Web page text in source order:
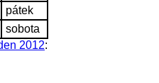
pátek
sobota
2012: